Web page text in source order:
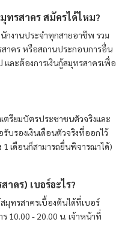
ทรสาคร สมัครได้ไหม?
งานประจำทุกสายอาชีพ รวม
าคร หรือสถานประกอบการอื่น
ละต้องการเงินกู้สมุทรสาครเพื่อ
ตรียมบัตรประชาชนตัวจริงและ
บรองเงินเดือนตัวจริงที่ออกไว้
1 เดือนก็สามารถยื่นพิจารณาได้)
คร) เบอร์อะไร?
มุทรสาครเบื้องต้นได้ที่เบอร์
10.00 - 20.00 น. เจ้าหน้าที่